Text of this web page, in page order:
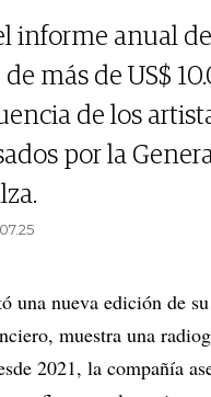
informe anual
de más de US$
de los
por la
una nueva edición de
muestra una
2021, la compañía